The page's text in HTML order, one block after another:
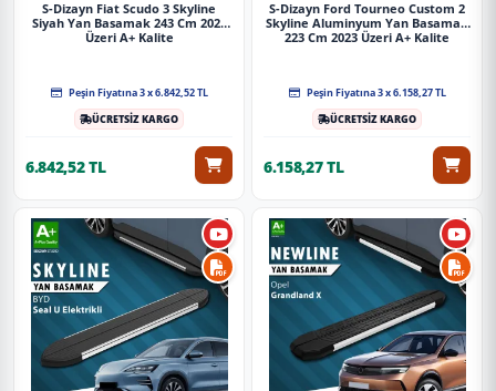
S-Dizayn Fiat Scudo 3 Skyline
Siyah Yan Basamak 243 Cm 2020
Üzeri A+ Kalite
Peşin Fiyatına 3 x 6.842,52 TL
ÜCRETSİZ KARGO
6.842,52 TL
S-Dizayn Ford Tourneo Custom 2
Skyline Aluminyum Yan Basamak
223 Cm 2023 Üzeri A+ Kalite
Peşin Fiyatına 3 x 6.158,27 TL
ÜCRETSİZ KARGO
6.158,27 TL